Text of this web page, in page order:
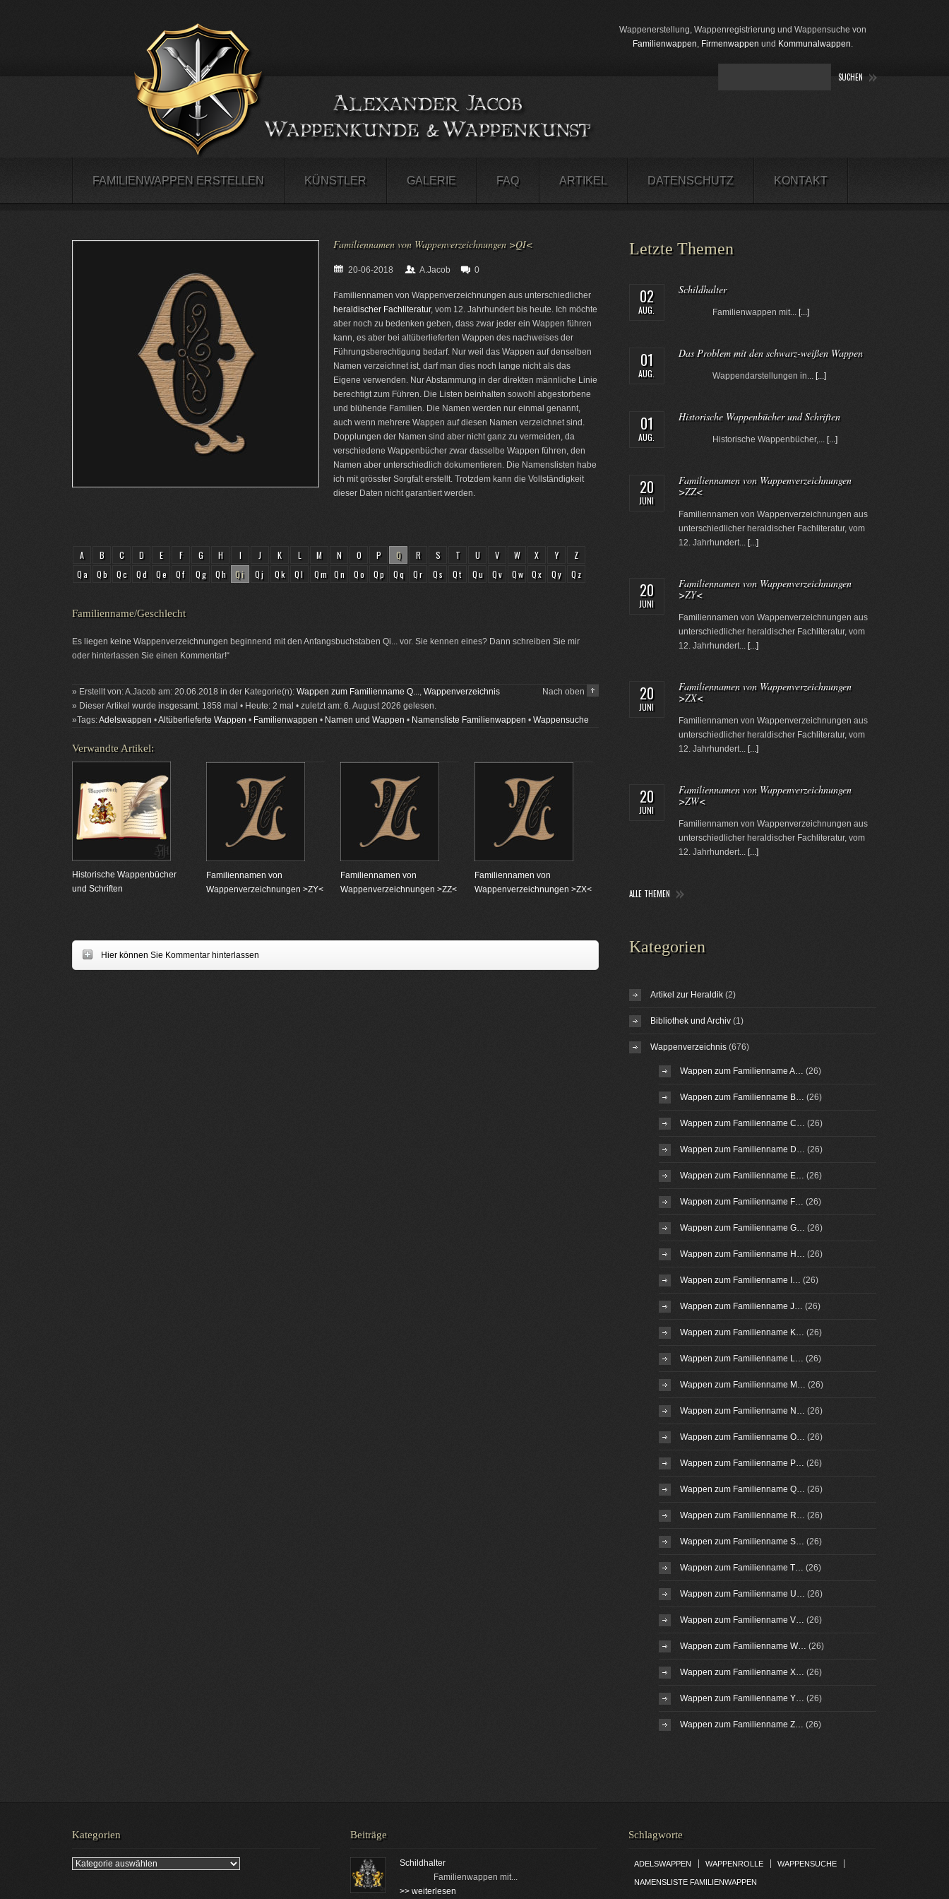
Wappenerstellung, Wappenregistrierung und Wappensuche von
Familienwappen, Firmenwappen und Kommunalwappen.
FAMILIENWAPPEN ERSTELLEN KÜNSTLER GALERIE FAQ ARTIKEL DATENSCHUTZ KONTAKT
Familiennamen von Wappenverzeichnungen >QI<
20-06-2018 A.Jacob 0
Familiennamen von Wappenverzeichnungen aus unterschiedlicher
heraldischer Fachliteratur, vom 12. Jahrhundert bis heute. Ich möchte
aber noch zu bedenken geben, dass zwar jeder ein Wappen führen
kann, es aber bei altüberlieferten Wappen des nachweises der
Führungsberechtigung bedarf. Nur weil das Wappen auf denselben
Namen verzeichnet ist, darf man dies noch lange nicht als das
Eigene verwenden. Nur Abstammung in der direkten männliche Linie
berechtigt zum Führen. Die Listen beinhalten sowohl abgestorbene
und blühende Familien. Die Namen werden nur einmal genannt,
auch wenn mehrere Wappen auf diesen Namen verzeichnet sind.
Dopplungen der Namen sind aber nicht ganz zu vermeiden, da
verschiedene Wappenbücher zwar dasselbe Wappen führen, den
Namen aber unterschiedlich dokumentieren. Die Namenslisten habe
ich mit grösster Sorgfalt erstellt. Trotzdem kann die Vollständigkeit
dieser Daten nicht garantiert werden.
A B C D E F G H I J K L M N O P Q R S T U V W X Y
Z
Qa
Qb Qc Qd Qe Qf Qg Qh Qi Qj Qk Ql Qm Qn Qo Qp Qq Qr Qs Qt Qu Qv Qw Qx Qy Qz
Familienname/Geschlecht
Es liegen keine Wappenverzeichnungen beginnend mit den Anfangsbuchstaben Qi... vor. Sie kennen eines? Dann schreiben Sie mir
oder hinterlassen Sie einen Kommentar!“
Nach oben
» Erstellt von: A.Jacob am: 20.06.2018 in der Kategorie(n): Wappen zum Familienname Q..., Wappenverzeichnis
» Dieser Artikel wurde insgesamt: 1858 mal • Heute: 2 mal • zuletzt am: 6. August 2026 gelesen.
»Tags:Adelswappen •Altüberlieferte Wappen • Familienwappen • Namen und Wappen • Namensliste Familienwappen • Wappensuche
Verwandte Artikel:
Historische Wappenbücher
und Schriften
Familiennamen von
Wappenverzeichnungen >ZY<
Familiennamen von
Wappenverzeichnungen >ZZ<
Familiennamen von
Wappenverzeichnungen >ZX<
Hier können Sie Kommentar hinterlassen
Letzte Themen
02
AUG.
Schildhalter
Familienwappen mit... [...]
01
AUG.
Das Problem mit den schwarz-weißen Wappen
Wappendarstellungen in... [...]
01
AUG.
Historische Wappenbücher und Schriften
Historische Wappenbücher,... [...]
20
JUNI
Familiennamen von Wappenverzeichnungen
>ZZ<
Familiennamen von Wappenverzeichnungen aus
unterschiedlicher heraldischer Fachliteratur, vom
12. Jahrhundert... [...]
20
JUNI
Familiennamen von Wappenverzeichnungen
>ZY<
Familiennamen von Wappenverzeichnungen aus
unterschiedlicher heraldischer Fachliteratur, vom
12. Jahrhundert... [...]
20
JUNI
Familiennamen von Wappenverzeichnungen
>ZX<
Familiennamen von Wappenverzeichnungen aus
unterschiedlicher heraldischer Fachliteratur, vom
12. Jahrhundert... [...]
20
JUNI
Familiennamen von Wappenverzeichnungen
>ZW<
Familiennamen von Wappenverzeichnungen aus
unterschiedlicher heraldischer Fachliteratur, vom
12. Jahrhundert... [...]
ALLE THEMEN
Kategorien
Artikel zur Heraldik(2)
Bibliothek und Archiv(1)
Wappenverzeichnis(676)
Wappen zum Familienname A… (26)
Wappen zum Familienname B… (26)
Wappen zum Familienname C… (26)
Wappen zum Familienname D… (26)
Wappen zum Familienname E… (26)
Wappen zum Familienname F… (26)
Wappen zum Familienname G… (26)
Wappen zum Familienname H… (26)
Wappen zum Familienname I… (26)
Wappen zum Familienname J… (26)
Wappen zum Familienname K… (26)
Wappen zum Familienname L… (26)
Wappen zum Familienname M… (26)
Wappen zum Familienname N… (26)
Wappen zum Familienname O… (26)
Wappen zum Familienname P… (26)
Wappen zum Familienname Q… (26)
Wappen zum Familienname R… (26)
Wappen zum Familienname S… (26)
Wappen zum Familienname T… (26)
Wappen zum Familienname U… (26)
Wappen zum Familienname V… (26)
Wappen zum Familienname W… (26)
Wappen zum Familienname X… (26)
Wappen zum Familienname Y… (26)
Wappen zum Familienname Z… (26)
Kategorien
Kategorien
Beiträge
Schildhalter
Familienwappen mit...
>> weiterlesen
Schlagworte
ADELSWAPPEN WAPPENROLLE WAPPENSUCHE
NAMENSLISTE FAMILIENWAPPEN